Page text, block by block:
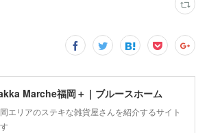
Marche福岡＋｜ブルースホーム
エリアのステキな雑貨屋さんを紹介するサイト